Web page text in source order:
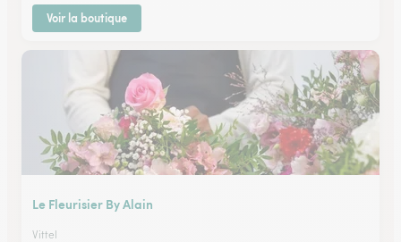
Voir la boutique
Le Fleurisier By Alain
Vittel